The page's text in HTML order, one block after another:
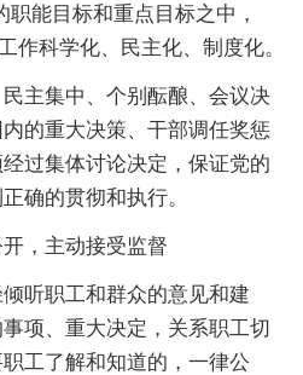
能目标和重点目标之中，
作科学化、民主化、制度化。
主集中、个别酝酿、会议决
的重大决策、干部调任奖惩
过集体讨论决定，保证党的
确的贯彻和执行。
，主动接受监督
听职工和群众的意见和建
项、重大决定，关系职工切
工了解和知道的，一律公